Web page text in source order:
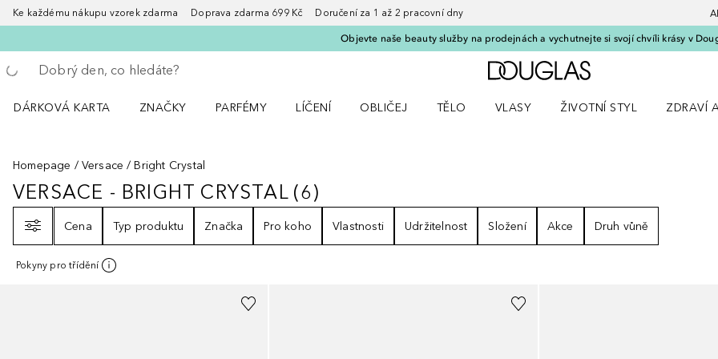
Ke každému nákupu vzorek zdarma Doprava zdarma 699 Kč Doručení za 1 až 2 pracovní dny
Objevte naše beauty služby na prodejnách a vychutnejte si svojí chvíli krásy v
Vraťte se
Proveďte vyhledávání
Domů
DÁRKOVÁ KARTA
ZNAČKY
PARFÉMY
LÍČENÍ
OBLIČEJ
TĚLO
VLASY
ŽIVOTNÍ STYL
ZDRAVÍ
Homepage Versace Bright Crystal
VERSACE - BRIGHT CRYSTAL6
VERSACE - BRIGHT CRYSTAL (6)
Cena
Typ produktu Značka Pro koho Vlastnosti Udržitelnost Složení Akce Druh vůně
Pokyny pro třídění